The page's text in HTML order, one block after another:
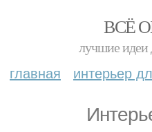
ВСЁ
лучшие идеи
главная интерьер